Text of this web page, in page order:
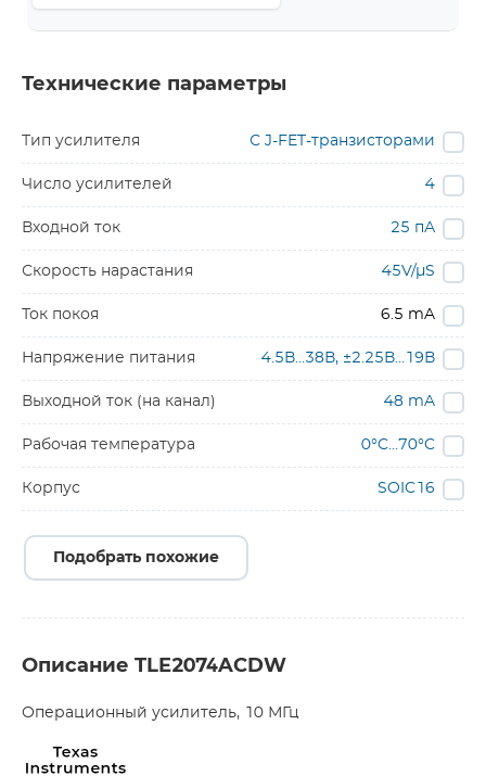
Технические параметры
Тип усилителя С J-FET-транзисторами
Число усилителей 4
Входной ток 25 пА
Скорость нарастания 45V/µS
Ток покоя 6.5 mA
Напряжение питания 4.5В…38В, ±2.25В…19В
Выходной ток (на канал) 48 mA
Рабочая температура 0°C…70°C
Корпус SOIC16
Подобрать похожие
Описание TLE2074ACDW
Операционный усилитель, 10 МГц